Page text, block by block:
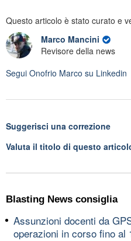
Questo articolo è stato curato e
Marco Mancini
Revisore della news
Segui Onofrio Marco su Linkedin
Suggerisci una correzione
Valuta il titolo di questo
Blasting News consiglia
Assunzioni docenti da
operazioni in corso fino al